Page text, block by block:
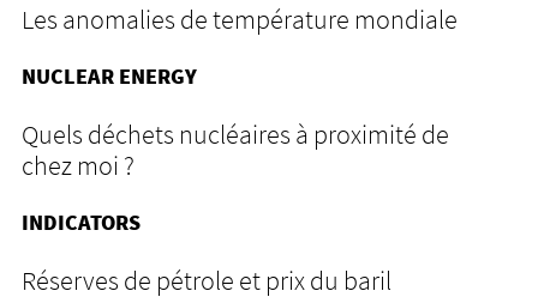
Les anomalies de température mondiale
NUCLEAR ENERGY
Quels déchets nucléaires à proximité de
chez moi ?
INDICATORS
Réserves de pétrole et prix du baril